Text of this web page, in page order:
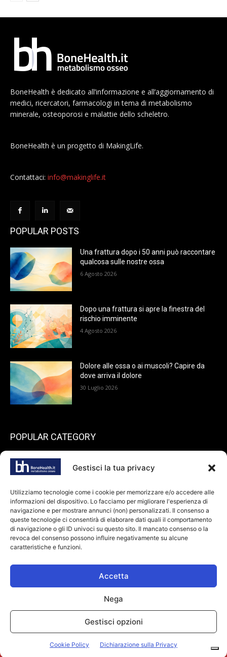
Gestisci la tua privacy
Utilizziamo tecnologie come i cookie per memorizzare e/o accedere alle
informazioni del dispositivo. Lo facciamo per migliorare l'esperienza di
navigazione e per mostrare annunci (non) personalizzati. Il consenso a
queste tecnologie ci consentirà di elaborare dati quali il comportamento
di navigazione o gli ID univoci su questo sito. Il mancato consenso o la
revoca del consenso possono influire negativamente su alcune
caratteristiche e funzioni.
Accetta
Nega
Gestisci opzioni
Cookie Policy Dichiarazione sulla Privacy
BoneHealth è dedicato all’informazione e all’aggiornamento di
medici, ricercatori, farmacologi in tema di metabolismo
minerale, osteoporosi e malattie dello scheletro.
BoneHealth è un progetto di MakingLife.
Contattaci: info@makinglife.it
POPULAR POSTS
Una frattura dopo i 50 anni può raccontare
qualcosa sulle nostre ossa
6 Agosto 2026
Dopo una frattura si apre la finestra del
rischio imminente
4 Agosto 2026
Dolore alle ossa o ai muscoli? Capire da
dove arriva il dolore
30 Luglio 2026
POPULAR CATEGORY
endocrinologia
Spazio pazienti
73
reumatologia
45
ortopedia
40
odontoiatria
36
Farmaci
34
dietologia
oncologia
24
© Copyright 2026 bonehealth.it | Informativa privacy
Makinglife P. IVA: 11294110967
raggiungibile a dpo@makinglife.it